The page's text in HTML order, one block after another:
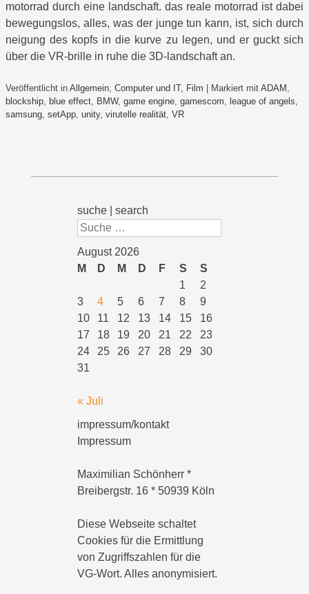
motorrad durch eine landschaft. das reale motorrad ist dabei
bewegungslos, alles, was der junge tun kann, ist, sich durch
neigung des kopfs in die kurve zu legen, und er guckt sich
über die VR-brille in ruhe die 3D-landschaft an.
Veröffentlicht in Allgemein, Computer und IT, Film Markiert mit ADAM ,
blockship, blue effect, BMW, game engine, gamescom, league of angels,
samsung, setApp, unity, virutelle realität, VR
suche | search
Suchen
August 2026
M
D M D F S
S
1
2
3
4 5 6 7 8
9
10
11 12 13 14 15
16
17
18 19 20 21 22
23
24
25 26 27 28 29
30
31
« Juli
impressum/kontakt
Impressum
Maximilian Schönherr *
Breibergstr. 16 * 50939 Köln
Diese Webseite schaltet
Cookies für die Ermittlung
von Zugriffszahlen für die
VG-Wort. Alles anonymisiert.